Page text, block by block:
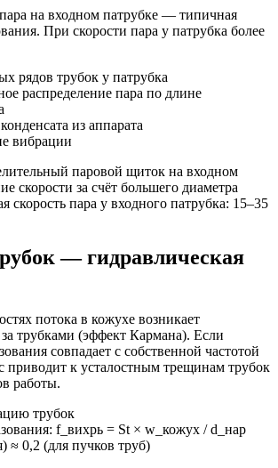
на входном патрубке — типичная
При скорости пара у патрубка более
рядов трубок у патрубка
распределение пара по длине
из аппарата
вибрации
паровой щиток на входном
скорости за счёт большего диаметра
скорость пара у входного патрубка: 15–35
— гидравлическая
потока в кожухе возникает
трубками (эффект Кармана). Если
совпадает с собственной частотой
приводит к усталостным трещинам трубок
работы.
трубок
f_вихрь = St × w_кожух / d_нар
≈ 0,2 (для пучков труб)